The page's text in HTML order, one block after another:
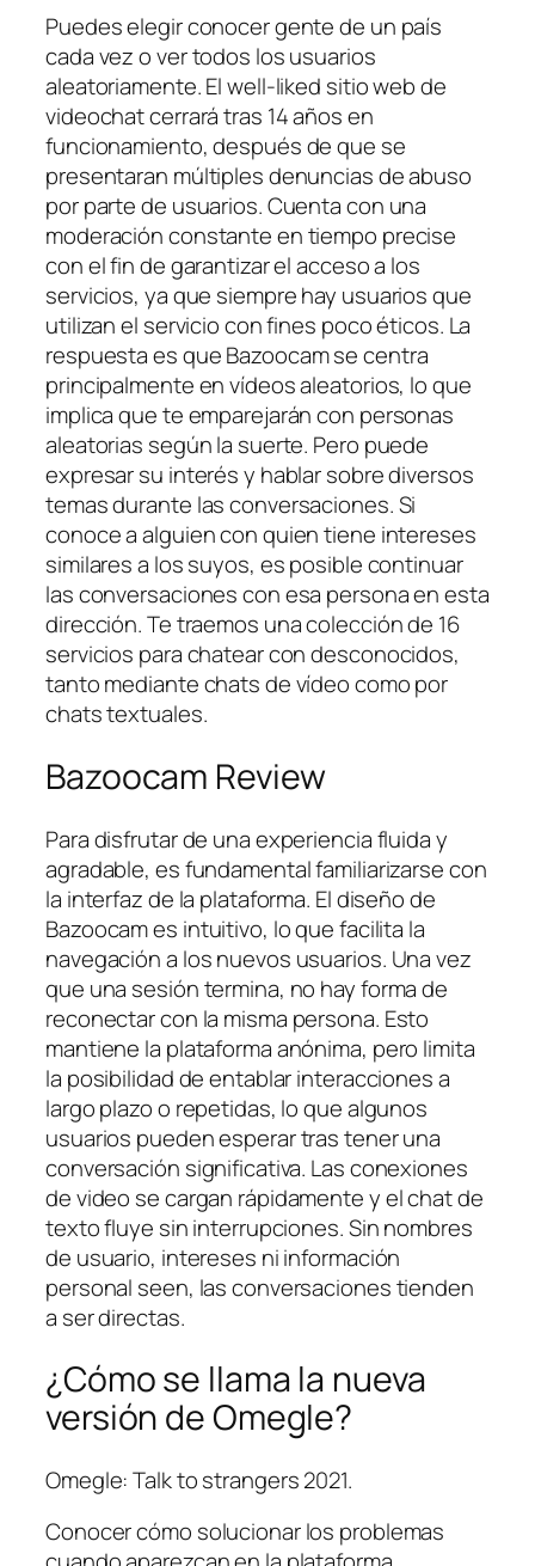
Puedes elegir conocer gente de un país
cada vez o ver todos los usuarios
aleatoriamente. El well-liked sitio web de
videochat cerrará tras 14 años en
funcionamiento, después de que se
presentaran múltiples denuncias de abuso
por parte de usuarios. Cuenta con una
moderación constante en tiempo precise
con el fin de garantizar el acceso a los
servicios, ya que siempre hay usuarios que
utilizan el servicio con fines poco éticos. La
respuesta es que Bazoocam se centra
principalmente en vídeos aleatorios, lo que
implica que te emparejarán con personas
aleatorias según la suerte. Pero puede
expresar su interés y hablar sobre diversos
temas durante las conversaciones. Si
conoce a alguien con quien tiene intereses
similares a los suyos, es posible continuar
las conversaciones con esa persona en esta
dirección. Te traemos una colección de 16
servicios para chatear con desconocidos,
tanto mediante chats de vídeo como por
chats textuales.
Bazoocam Review
Para disfrutar de una experiencia fluida y
agradable, es fundamental familiarizarse con
la interfaz de la plataforma. El diseño de
Bazoocam es intuitivo, lo que facilita la
navegación a los nuevos usuarios. Una vez
que una sesión termina, no hay forma de
reconectar con la misma persona. Esto
mantiene la plataforma anónima, pero limita
la posibilidad de entablar interacciones a
largo plazo o repetidas, lo que algunos
usuarios pueden esperar tras tener una
conversación significativa. Las conexiones
de video se cargan rápidamente y el chat de
texto fluye sin interrupciones. Sin nombres
de usuario, intereses ni información
personal seen, las conversaciones tienden
a ser directas.
¿Cómo se llama la nueva
versión de Omegle?
Omegle: Talk to strangers 2021.
Conocer cómo solucionar los problemas